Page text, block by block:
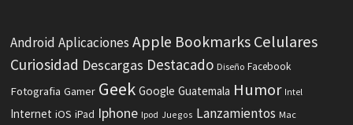
Android Aplicaciones Apple Bookmarks Celulares
Curiosidad Descargas Destacado Diseño Facebook
Fotografia Gamer Geek Google Guatemala Humor Intel
Internet iOS iPad Iphone Ipod Juegos Lanzamientos Mac